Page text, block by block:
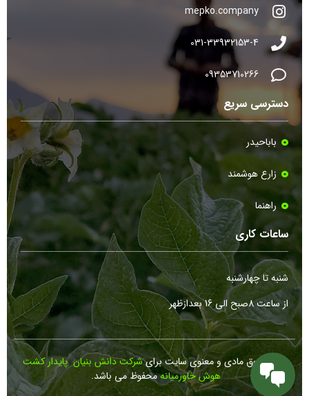
mepko.company
031-33932153-4
09353710266
دسترسی سریع
باباحیدر
زارع هوشمند
راهنما
ساعات کاری
شنبه تا چهارشنبه
از ساعت 8صبح الی 16 بعدازظهر
کلیه حقوق مادی و معنوی سایت برایشرکت دانش بنیان پایدار کشت
هوش خاورمیانهمحفوظ می باشد.